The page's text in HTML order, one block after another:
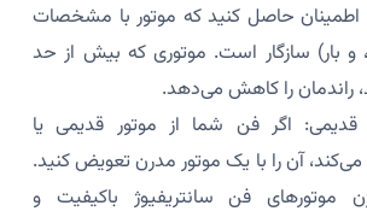
اطمینان حاصل کنید که موتور با مشخصات
بار) سازگار است. موتوری که بیش از حد
راندمان را کاهش می‌دهد.
اگر فن شما از موتور قدیمی یا
می‌کند، آن را با یک موتور مدرن تعویض کنید.
موتورهای فن سانتریفیوژ باکیفیت و